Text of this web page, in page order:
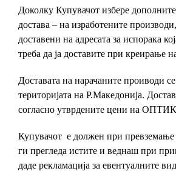
Доколку Купувачот избере
достава – на изработените
доставени на адресата за испорака
треба да ја доставите при креирање
Доставата на нарачаните проиводи
територијата на Р.Македонија.
согласно утврдените цени на
Купувачот е должен при превземање
ги прегледа истите и веднаш при
даде рекламација за евентуалните